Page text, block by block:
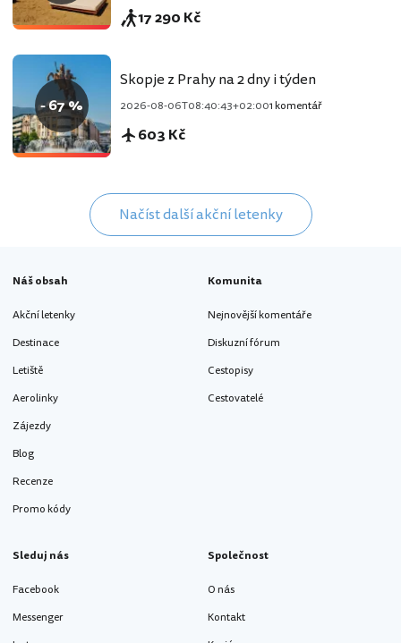
17 290 Kč
- 67 %
Skopje z Prahy na 2 dny i týden
2026-08-06T08:40:43+02:001 komentář
603 Kč
Načíst další akční letenky
Náš obsah
Akční letenky
Destinace
Letiště
Aerolinky
Zájezdy
Blog
Recenze
Promo kódy
Komunita
Nejnovější komentáře
Diskuzní fórum
Cestopisy
Cestovatelé
Sleduj nás
Facebook
Messenger
Společnost
O nás
Kontakt